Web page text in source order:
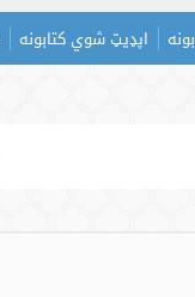
اپډیټ شوي کتابونه